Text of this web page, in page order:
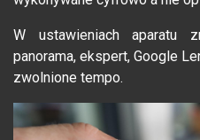
W ustawieniach aparatu
panorama, ekspert, Google
zwolnione tempo.